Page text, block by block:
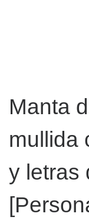
Manta
mullida
y letras